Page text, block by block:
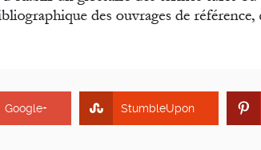
Google+ StumbleUpon